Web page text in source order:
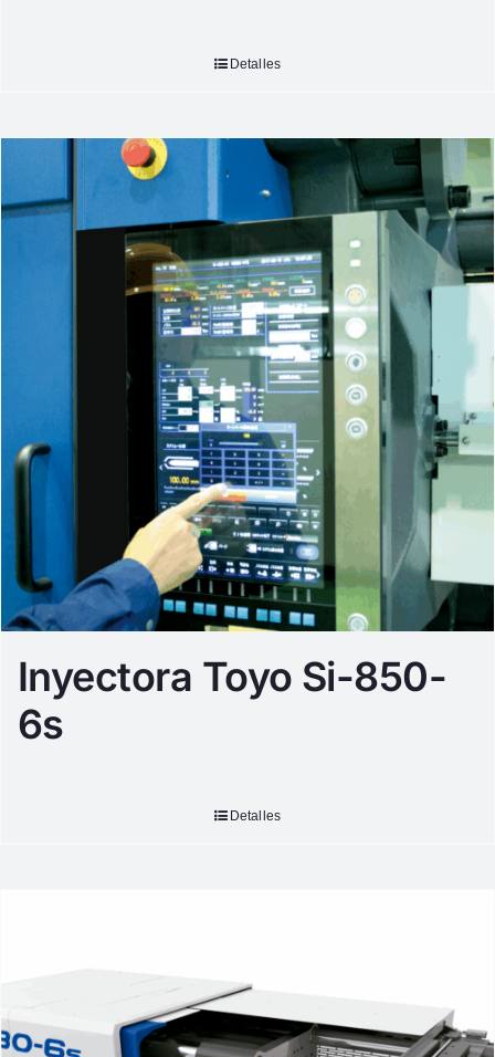
Detalles
Inyectora Toyo Si-850-
6s
Detalles